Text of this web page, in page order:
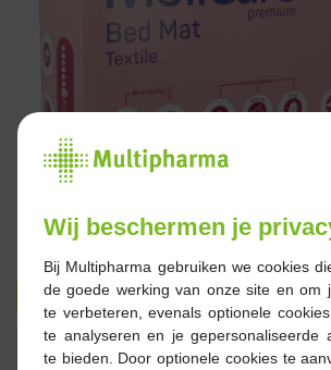
24,99 € 35,80 €
Commander
Wij beschermen je
Bij Multipharma gebruiken we cookies
de goede werking van onze site en om
te verbeteren, evenals optionele
te analyseren en je gepersonaliseerde
te bieden. Door optionele cookies te